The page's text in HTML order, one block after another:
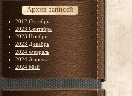
Архив записей
2012 Октябрь
2023 Сентябрь
2023 Ноябрь
2023 Декабрь
2024 Февраль
2024 Апрель
2024 Май